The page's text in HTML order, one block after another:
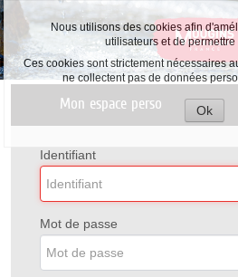
Nous utilisons des cookies afin
utilisateurs et de
Ces cookies sont strictement nécessaires
ne collectent pas de données
Ok
Mon espace perso
Identifiant
Mot de passe